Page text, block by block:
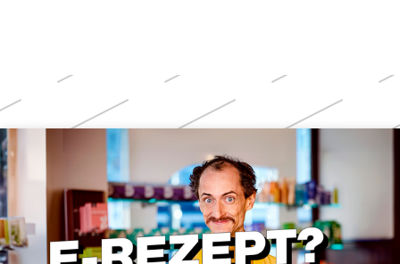
Weitere
Themen